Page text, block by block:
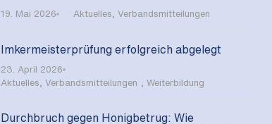
19. Mai 2026 Aktuelles ,Verbandsmitteilungen
Imkermeisterprüfung erfolgreich abgelegt
23. April 2026
Aktuelles ,Verbandsmitteilungen ,Weiterbildung
Durchbruch gegen Honigbetrug: Wie